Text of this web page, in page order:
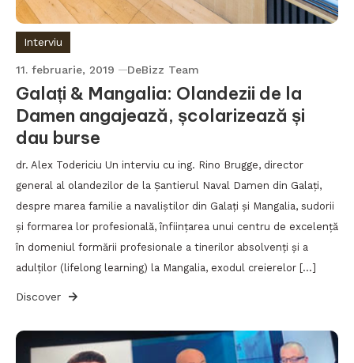
Interviu
11. februarie, 2019 DeBizz Team
Galați & Mangalia: Olandezii de la
Damen angajează, școlarizează și
dau burse
dr. Alex Todericiu Un interviu cu ing. Rino Brugge, director
general al olandezilor de la Șantierul Naval Damen din Galați,
despre marea familie a navaliștilor din Galați și Mangalia, sudorii
și formarea lor profesională, înființarea unui centru de excelență
în domeniul formării profesionale a tinerilor absolvenți și a
adulților (lifelong learning) la Mangalia, exodul creierelor […]
Discover